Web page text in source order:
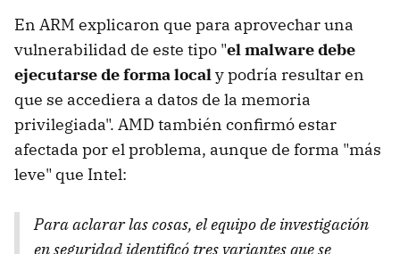
En ARM explicaron que para aprovechar una
vulnerabilidad de este tipo "el malware debe
ejecutarse de forma localy podría resultar en
que se accediera a datos de la memoria
privilegiada". AMD también confirmó estar
afectada por el problema, aunque de forma "más
leve" que Intel:
Para aclarar las cosas, el equipo de investigación
en seguridad identificó tres variantes que se